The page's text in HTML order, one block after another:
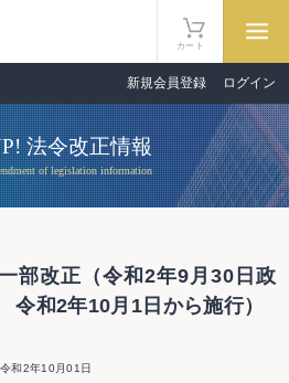
カート
新規会員登録 ログイン
法令改正情報
of legislation information
部改正（令和2年9月30日政
和2年10月1日から施行）
和2年10月01日